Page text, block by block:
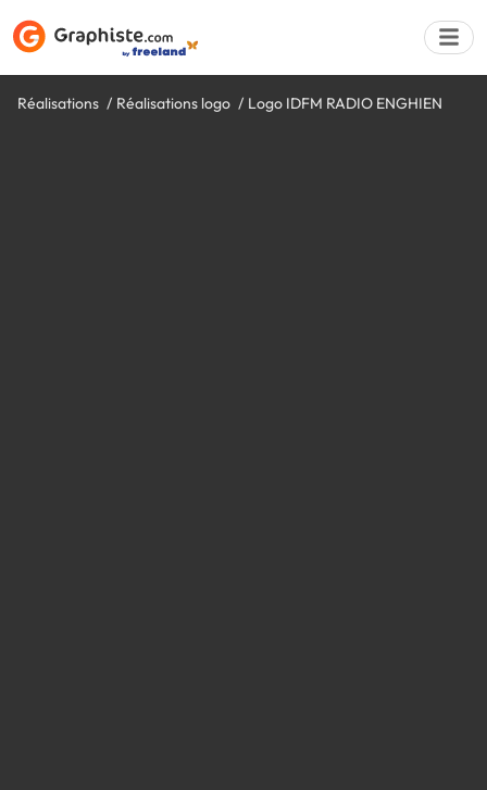
Réalisations Réalisations logo Logo IDFM RADIO ENGHIEN